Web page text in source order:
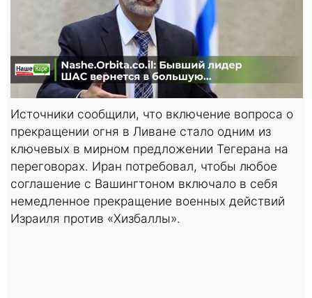
Источники сообщили, что включение вопроса о
прекращении огня в Ливане стало одним из
ключевых в мирном предложении Тегерана на
переговорах. Иран потребовал, чтобы любое
соглашение с Вашингтоном включало в себя
немедленное прекращение военных действий
Израиля против «Хизбаллы».